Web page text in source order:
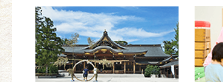
1
枚
目
の
枚
目
の